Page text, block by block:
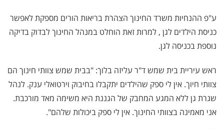
ע"פ ההנחיות משרד החינוך הצהרת בריאות הורים מספקת לאפשר
כניסת הילדים לגן , למרות זאת הוחלט במנהל החינוך לבדוק בדיקה
נוספת בכניסה לגן.
ראש עיריית בית שמש ד"ר עליזה בלוך: "בבית שמש צוותי חינוך הם
צוותי חיוך. אין לי ספק שהילדים יתקבלו בחיבוק וירטואלי ענק. לנהל
שגרת גן ללא המגע המחבק של הגננת היא משימה מאד מורכבת.
אני מאמינה בצוותי החינוך. אין לי ספק ביכולות שלהם".